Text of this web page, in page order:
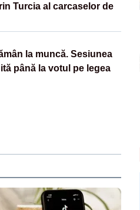
Turcia al carcaselor de
la muncă. Sesiunea
până la votul pe legea